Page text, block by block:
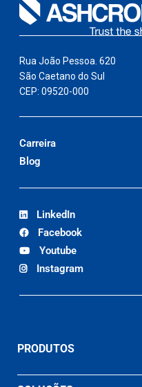
Rua João Pessoa. 620
São Caetano do Sul
CEP: 09520-000
Carreira
Blog
LinkedIn
Facebook
Youtube
Instagram
PRODUTOS